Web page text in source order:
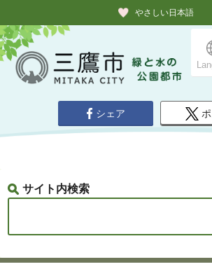
やさしい日本語
シェア
サイト内検索